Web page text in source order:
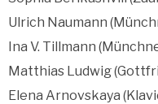
Ulrich Naumann
Ina V. Tillmann
Matthias Ludwig
Elena Arnovskaya